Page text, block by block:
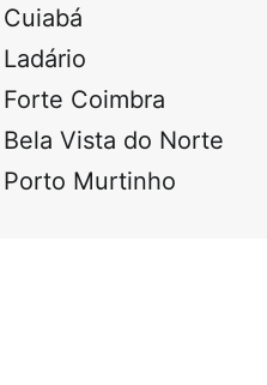
Cuiabá
Ladário
Forte Coimbra
Bela Vista do Norte
Porto Murtinho